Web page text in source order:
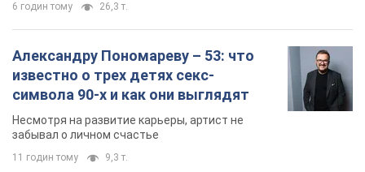
6 годин тому 26,3 т.
Александру Пономареву – 53: что
известно о трех детях секс-
символа 90-х и как они выглядят
Несмотря на развитие карьеры, артист не
забывал о личном счастье
11 годин тому 9,3 т.